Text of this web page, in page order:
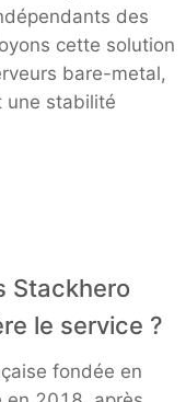
des
cette solution
bare-metal,
une stabilité
Stackhero
le service ?
fondée en